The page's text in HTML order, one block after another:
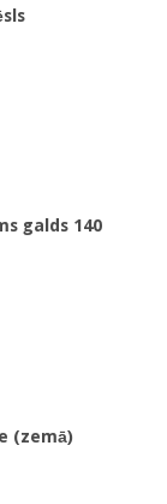
galds 140
(zemā)